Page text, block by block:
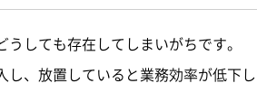
しても存在してしまいがちです。
、放置していると業務効率が低下し